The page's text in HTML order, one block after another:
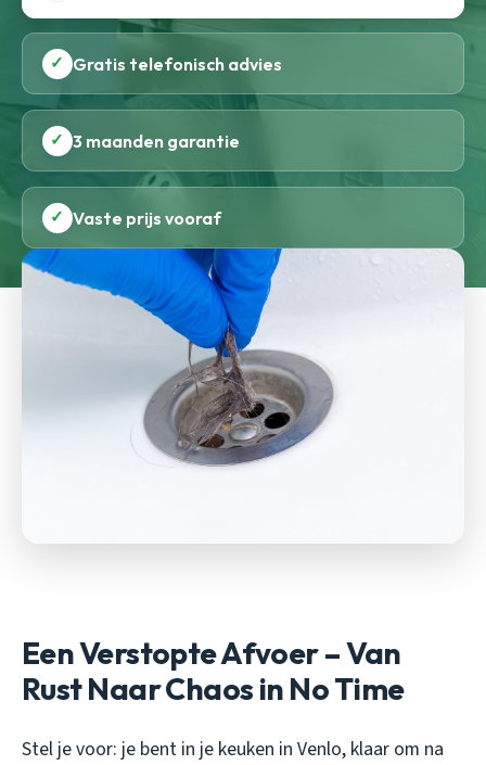
✓ Gratis telefonisch advies
✓ 3 maanden garantie
✓ Vaste prijs vooraf
Een Verstopte Afvoer – Van
Rust Naar Chaos in No Time
Stel je voor: je bent in je keuken in Venlo, klaar om na